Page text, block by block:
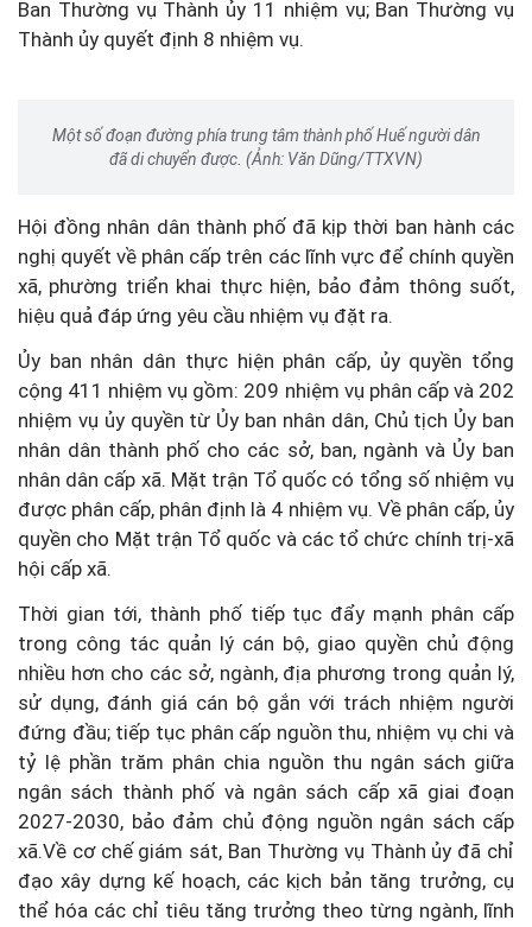
Ban Thường vụ Thành ủy 11 nhiệm vụ; Ban Thường vụ
Thành ủy quyết định 8 nhiệm vụ.
Một số đoạn đường phía trung tâm thành phố Huế người dân
đã di chuyển được. (Ảnh: Văn Dũng/TTXVN)
Hội đồng nhân dân thành phố đã kịp thời ban hành các
nghị quyết về phân cấp trên các lĩnh vực để chính quyền
xã, phường triển khai thực hiện, bảo đảm thông suốt,
hiệu quả đáp ứng yêu cầu nhiệm vụ đặt ra.
Ủy ban nhân dân thực hiện phân cấp, ủy quyền tổng
cộng 411 nhiệm vụ gồm: 209 nhiệm vụ phân cấp và 202
nhiệm vụ ủy quyền từ Ủy ban nhân dân, Chủ tịch Ủy ban
nhân dân thành phố cho các sở, ban, ngành và Ủy ban
nhân dân cấp xã. Mặt trận Tổ quốc có tổng số nhiệm vụ
được phân cấp, phân định là 4 nhiệm vụ. Về phân cấp, ủy
quyền cho Mặt trận Tổ quốc và các tổ chức chính trị-xã
hội cấp xã.
Thời gian tới, thành phố tiếp tục đẩy mạnh phân cấp
trong công tác quản lý cán bộ, giao quyền chủ động
nhiều hơn cho các sở, ngành, địa phương trong quản lý,
sử dụng, đánh giá cán bộ gắn với trách nhiệm người
đứng đầu; tiếp tục phân cấp nguồn thu, nhiệm vụ chi và
tỷ lệ phần trăm phân chia nguồn thu ngân sách giữa
ngân sách thành phố và ngân sách cấp xã giai đoạn
2027-2030, bảo đảm chủ động nguồn ngân sách cấp
xã.Về cơ chế giám sát, Ban Thường vụ Thành ủy đã chỉ
đạo xây dựng kế hoạch, các kịch bản tăng trưởng, cụ
thể hóa các chỉ tiêu tăng trưởng theo từng ngành, lĩnh